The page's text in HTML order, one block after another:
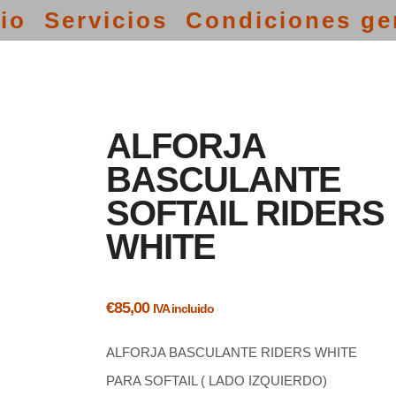
Servicios Condiciones
ALFORJA
BASCULANTE
SOFTAIL RIDERS
WHITE
€85,00 IVA incluido
ALFORJA BASCULANTE RIDERS WHITE
PARA SOFTAIL ( LADO IZQUIERDO)